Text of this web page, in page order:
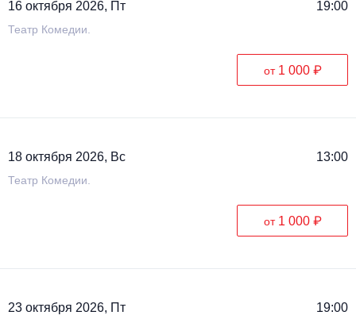
16 октября 2026, Пт 19:00
Театр Комедии.
от 1 000 ₽
18 октября 2026, Вс 13:00
Театр Комедии.
от 1 000 ₽
23 октября 2026, Пт 19:00